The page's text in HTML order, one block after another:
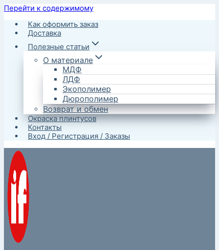
Перейти к содержимому
Как оформить заказ
Доставка
Полезные статьи
О материале
МДФ
ЛДФ
Экополимер
Дюрополимер
Возврат и обмен
Окраска плинтусов
Контакты
Вход / Регистрация / Заказы